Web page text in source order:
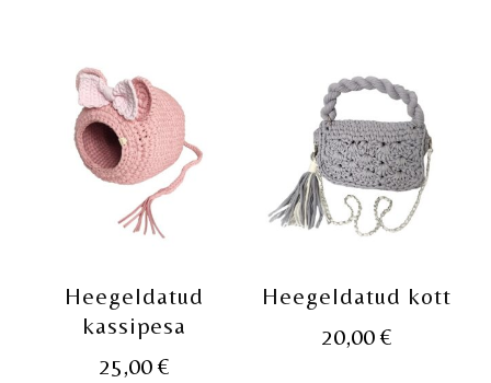
Heegeldatud
kassipesa
25,00€
Heegeldatud kott
20,00 €